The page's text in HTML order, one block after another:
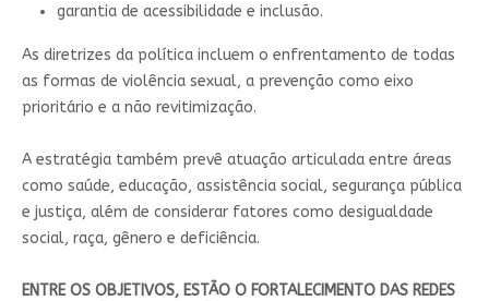
garantia de acessibilidade e inclusão.
As diretrizes da política incluem o enfrentamento de todas
as formas de violência sexual, a prevenção como eixo
prioritário e a não revitimização.
A estratégia também prevê atuação articulada entre áreas
como saúde, educação, assistência social, segurança pública
e justiça, além de considerar fatores como desigualdade
social, raça, gênero e deficiência.
ENTRE OS OBJETIVOS, ESTÃO O FORTALECIMENTO DAS REDES